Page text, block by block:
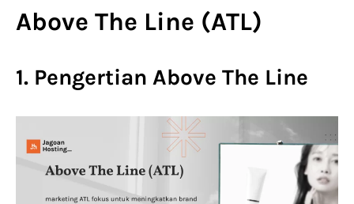
Above The Line (ATL)
1. Pengertian Above The Line